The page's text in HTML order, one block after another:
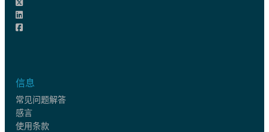
信息
常见问题解答
感言
使用条款